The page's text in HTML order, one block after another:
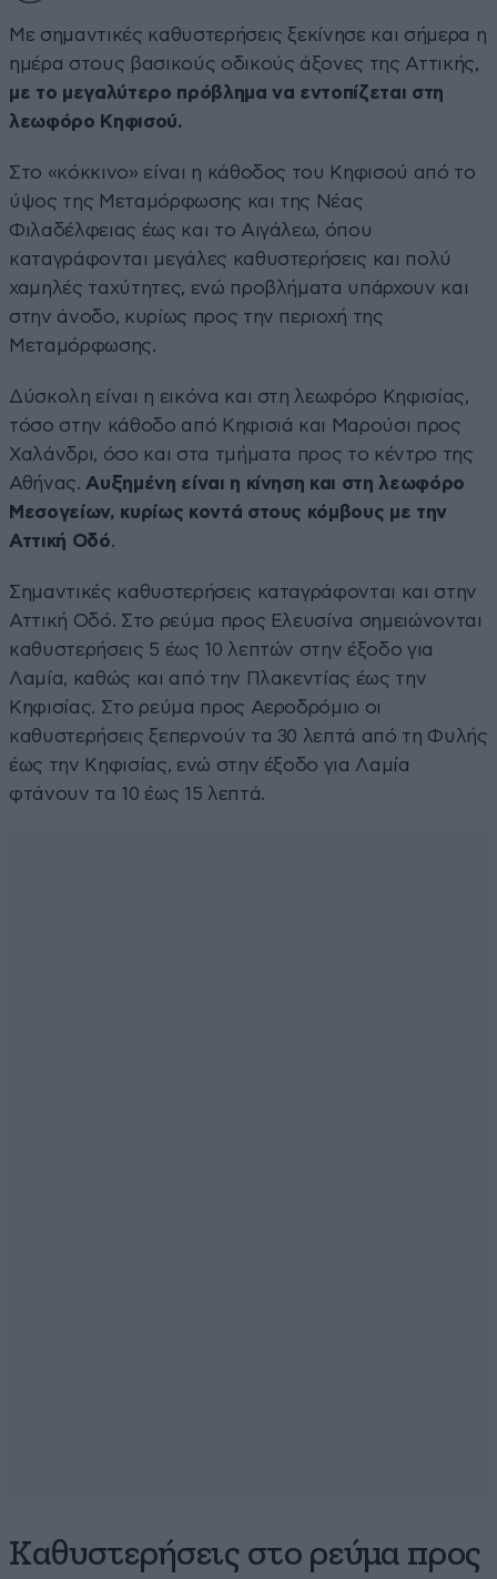
Με σημαντικές καθυστερήσεις ξεκίνησε και σήμερα η
ημέρα στους βασικούς οδικούς άξονες της Αττικής,
με το μεγαλύτερο πρόβλημα να εντοπίζεται στη
λεωφόρο Κηφισού.
Στο «κόκκινο» είναι η κάθοδος του Κηφισού από το
ύψος της Μεταμόρφωσης και της Νέας
Φιλαδέλφειας έως και το Αιγάλεω, όπου
καταγράφονται μεγάλες καθυστερήσεις και πολύ
χαμηλές ταχύτητες, ενώ προβλήματα υπάρχουν και
στην άνοδο, κυρίως προς την περιοχή της
Μεταμόρφωσης.
Δύσκολη είναι η εικόνα και στη λεωφόρο Κηφισίας,
τόσο στην κάθοδο από Κηφισιά και Μαρούσι προς
Χαλάνδρι, όσο και στα τμήματα προς το κέντρο της
Αθήνας. Αυξημένη είναι η κίνηση και στη λεωφόρο
Μεσογείων, κυρίως κοντά στους κόμβους με την
Αττική Οδό.
Σημαντικές καθυστερήσεις καταγράφονται και στην
Αττική Οδό. Στο ρεύμα προς Ελευσίνα σημειώνονται
καθυστερήσεις 5 έως 10 λεπτών στην έξοδο για
Λαμία, καθώς και από την Πλακεντίας έως την
Κηφισίας. Στο ρεύμα προς Αεροδρόμιο οι
καθυστερήσεις ξεπερνούν τα 30 λεπτά από τη Φυλής
έως την Κηφισίας, ενώ στην έξοδο για Λαμία
φτάνουν τα 10 έως 15 λεπτά.
Καθυστερήσεις στο ρεύμα προς